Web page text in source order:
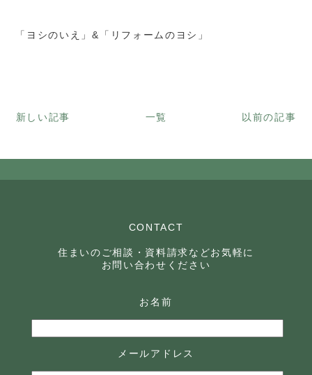
「ヨシのいえ」&「リフォームのヨシ」
新しい記事 一覧 以前の記事
CONTACT
住まいのご相談・資料請求などお気軽に
お問い合わせください
お名前
メールアドレス